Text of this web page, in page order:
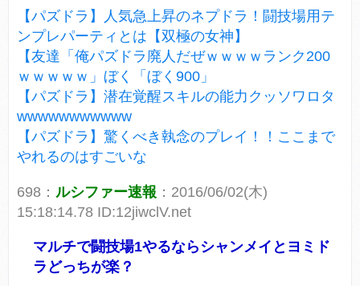
【パズドラ】人気急上昇のネプドラ！闘技場用テ
ンプレパーティとは【双極の女神】
【友達「俺パズドラ廃人だぜｗｗｗｗランク200
ｗｗｗｗｗ」ぼく「ぼく900」
【パズドラ】潜在覚醒スキルの能力クッソワロタ
wwwwwwwwwww
【パズドラ】驚くべき執念のプレイ！！ここまで
やれるのはすごいな
698： ルシファー速報 ：2016/06/02(木)
15:18:14.78 ID:12jiwclV.net
マルチで闘技場1やるならシャンメイとヨミド
ラどっちが楽？